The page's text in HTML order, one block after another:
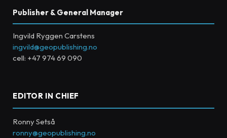
Publisher & General Manager
Ingvild Ryggen Carstens
ingvild@geopublishing.no
cell: +47 974 69 090
EDITOR IN CHIEF
Ronny Setså
ronny@geopublishing.no